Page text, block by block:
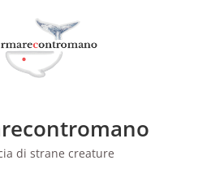
di strane creature